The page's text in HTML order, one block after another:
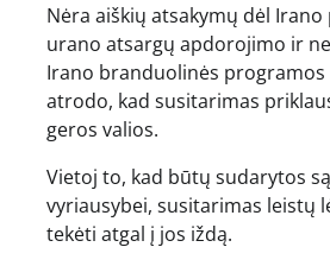
Nėra aiškių atsakymų dėl
urano atsargų apdorojimo ir
Irano branduolinės programos
atrodo, kad susitarimas
geros valios.
Vietoj to, kad būtų sudarytos
vyriausybei, susitarimas leistų
tekėti atgal į jos iždą.